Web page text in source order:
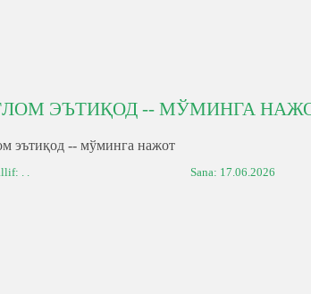
ЭЪТИҚОД -- МЎМИНГА
эътиқод -- мўминга нажот
. . Sana: 17.06.2026